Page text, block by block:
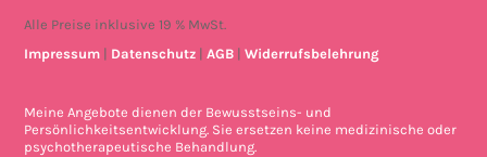
Alle Preise inklusive 19 % MwSt.
Impressum
Datenschutz |AGB |Widerrufsbelehrung
Meine Angebote dienen der Bewusstseins- und
Persönlichkeitsentwicklung. Sie ersetzen keine medizinische oder
psychotherapeutische Behandlung.